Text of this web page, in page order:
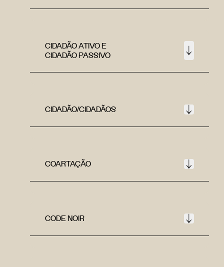
CIDADÃO ATIVO E
CIDADÃO PASSIVO
CIDADÃO/CIDADÃOS
COARTAÇÃO
CODE NOIR